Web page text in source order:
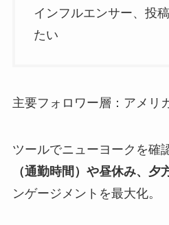
インフルエンサー、投
たい
主要フォロワー層：アメリ
ツールでニューヨークを確
（通勤時間）や昼休み、夕
ンゲージメントを最大化。